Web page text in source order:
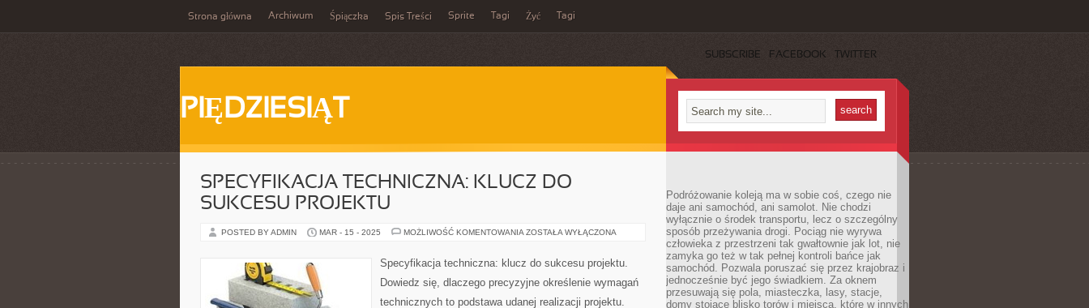
Strona główna Archiwum Śpiączka Spis Treści Sprite Tagi Żyć Tagi
SUBSCRIBE FACEBOOK TWITTER
PIĘDZIESIĄT
SPECYFIKACJA TECHNICZNA: KLUCZ DO
SUKCESU PROJEKTU
POSTED BY ADMIN MAR - 15 - 2025 MOŻLIWOŚĆ KOMENTOWANIA SPECYFIKACJA
DO
SUKCESU
ZOSTAŁA WYŁĄCZONA
Specyfikacja techniczna: klucz do sukcesu projektu.
Dowiedz się, dlaczego precyzyjne określenie wymagań
technicznych to podstawa udanej realizacji projektu.
Podróżowanie koleją ma w sobie coś, czego nie
daje ani samochód, ani samolot. Nie chodzi
wyłącznie o środek transportu, lecz o szczególny
sposób przeżywania drogi. Pociąg nie wyrywa
człowieka z przestrzeni tak gwałtownie jak lot, nie
zamyka go też w tak pełnej kontroli bańce jak
samochód. Pozwala poruszać się przez krajobraz i
jednocześnie być jego świadkiem. Za oknem
przesuwają się pola, miasteczka, lasy, stacje,
domy stojące blisko torów i miejsca, które w innych